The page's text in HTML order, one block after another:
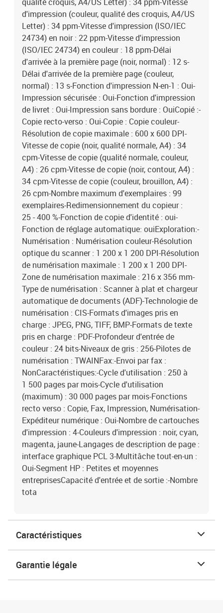
d'impression (couleur, qualité des croquis, A4/US
Letter) : 34 ppm-Vitesse d'impression (ISO/IEC
24734) en noir : 22 ppm-Vitesse d'impression
(ISO/IEC 24734) en couleur : 18 ppm-Délai
d'arrivée à la première page (noir, normal) : 12 s-
Délai d'arrivée de la première page (couleur,
normal) : 13 s-Fonction d'impression N-en-1 : Oui-
Impression sécurisée : Oui-Fonction d'impression
de livret : Oui-Impression sans bordure : OuiCopié :-
Copie recto-verso : Oui-Copie : Copie couleur-
Résolution de copie maximale : 600 x 600 DPI-
Vitesse de copie (noir, qualité normale, A4) : 34
cpm-Vitesse de copie (qualité normale, couleur,
A4) : 26 cpm-Vitesse de copie (noir, contour, A4) :
34 cpm-Vitesse de copie (couleur, brouillon, A4) :
26 cpm-Nombre maximum d'exemplaires : 99
exemplaires-Redimensionnement du copieur :
25 - 400 %-Fonction de copie d'identité : oui-
Fonction de réglage automatique: ouiExploration:-
Numérisation : Numérisation couleur-Résolution
optique du scanner : 1 200 x 1 200 DPI-Résolution
de numérisation maximale : 1 200 x 1 200 DPI-
Zone de numérisation maximale : 216 x 356 mm-
Type de numérisation : Scanner à plat et chargeur
automatique de documents (ADF)-Technologie de
numérisation : CIS-Formats d'images pris en
charge : JPEG, PNG, TIFF, BMP-Formats de texte
pris en charge : PDF-Profondeur d'entrée de
couleur : 24 bits-Niveaux de gris : 256-Pilotes de
numérisation : TWAINFax:-Envoi par fax :
NonCaractéristiques:-Cycle d'utilisation : 250 à
1 500 pages par mois-Cycle d'utilisation
(maximum) : 30 000 pages par mois-Fonctions
recto verso : Copie, Fax, Impression, Numérisation-
Expéditeur numérique : Oui-Nombre de cartouches
d'impression : 4-Couleurs d'impression : noir, cyan,
magenta, jaune-Langages de description de page :
interface graphique PCL 3-Multitâche tout-en-un :
Oui-Segment HP : Petites et moyennes
entreprisesCapacité d'entrée et de sortie :-Nombre
tota
Caractéristiques
Garantie légale